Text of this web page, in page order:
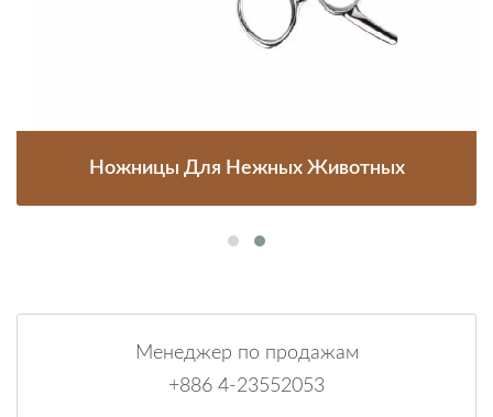
Ножницы Для Нежных Животных
Менеджер по продажам
+886 4-23552053